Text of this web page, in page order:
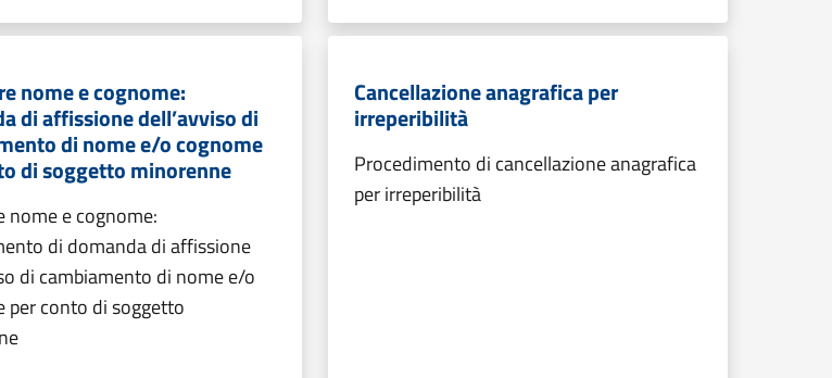
nome e cognome:
di affissione dell’avviso di
di nome e/o cognome
di soggetto minorenne
nome e cognome:
di domanda di affissione
di cambiamento di nome e/o
per conto di soggetto
Cancellazione anagrafica per
irreperibilità
Procedimento di cancellazione anagrafica
per irreperibilità